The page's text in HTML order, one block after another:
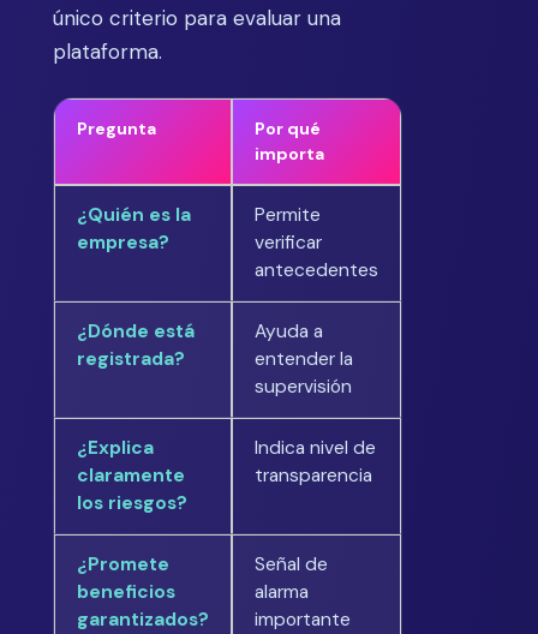
único criterio para evaluar una
plataforma.
Pregunta
Por qué
importa
¿Quién es la
empresa?
Permite
verificar
antecedentes
¿Dónde está
registrada?
Ayuda a
entender la
supervisión
¿Explica
claramente
los riesgos?
Indica nivel de
transparencia
¿Promete
beneficios
garantizados?
Señal de
alarma
importante